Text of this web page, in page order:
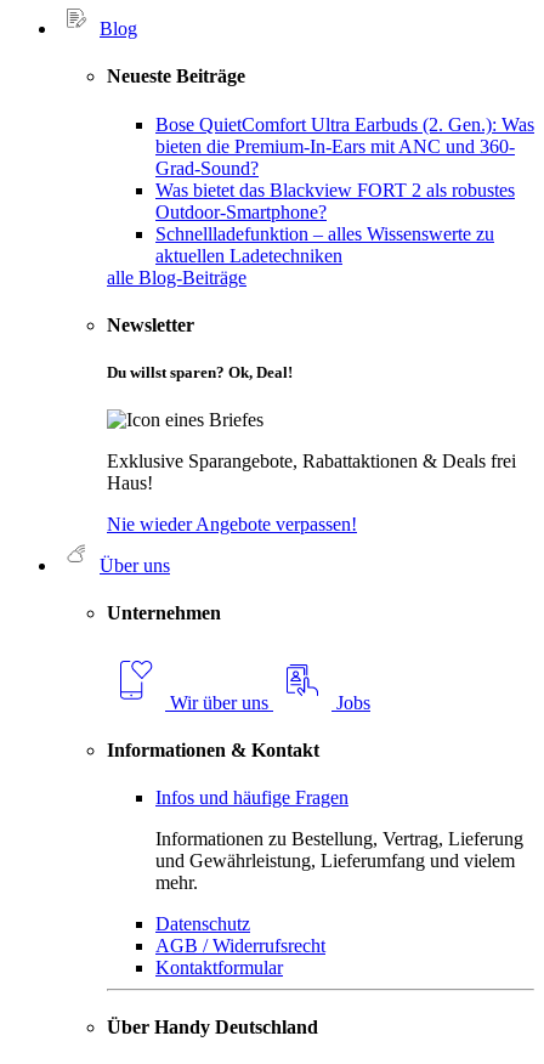
Blog
Neueste Beiträge
Bose QuietComfort Ultra Earbuds (2. Gen.): Was
bieten die Premium-In-Ears mit ANC und 360-
Grad-Sound?
Was bietet das Blackview FORT 2 als robustes
Outdoor-Smartphone?
Schnellladefunktion – alles Wissenswerte zu
aktuellen Ladetechniken
alle Blog-Beiträge
Newsletter
Du willst sparen? Ok, Deal!
Exklusive Sparangebote, Rabattaktionen & Deals frei
Haus!
Nie wieder Angebote verpassen!
Über uns
Unternehmen
Wir über uns Jobs
Informationen & Kontakt
Infos und häufige Fragen
Informationen zu Bestellung, Vertrag, Lieferung
und Gewährleistung, Lieferumfang und vielem
mehr.
Datenschutz
AGB / Widerrufsrecht
Kontaktformular
Über Handy Deutschland